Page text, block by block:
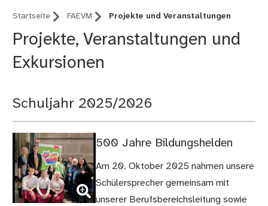
Startseite FAEVM Projekte und Veranstaltungen
Projekte, Veranstaltungen und
Exkursionen
Schuljahr 2025/2026
(Bild
vergrößern)
500 Jahre Bildungshelden
Am 20. Oktober 2025 nahmen unsere
Schülersprecher gemeinsam mit
unserer Berufsbereichsleitung sowie